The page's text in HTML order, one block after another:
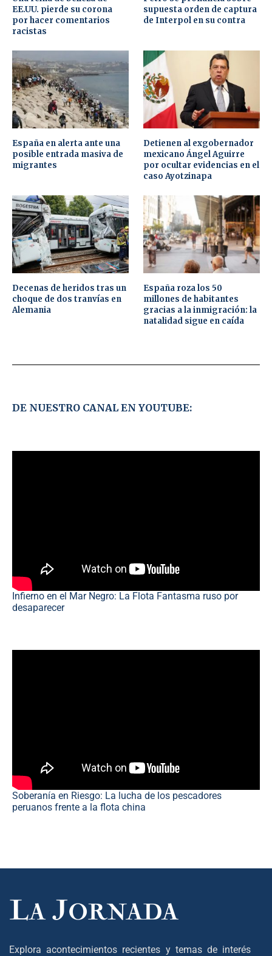
EE.UU. pierde su corona
por hacer comentarios
racistas
supuesta orden de captura
de Interpol en su contra
España en alerta ante una
posible entrada masiva de
migrantes
Detienen al exgobernador
mexicano Ángel Aguirre
por ocultar evidencias en el
caso Ayotzinapa
Decenas de heridos tras un
choque de dos tranvías en
Alemania
España roza los 50
millones de habitantes
gracias a la inmigración: la
natalidad sigue en caída
DE NUESTRO CANAL EN YOUTUBE:
Infierno en el Mar Negro: La Flota Fantasma ruso por
desaparecer
Soberanía en Riesgo: La lucha de los pescadores
peruanos frente a la flota china
Explora acontecimientos recientes y temas de interés